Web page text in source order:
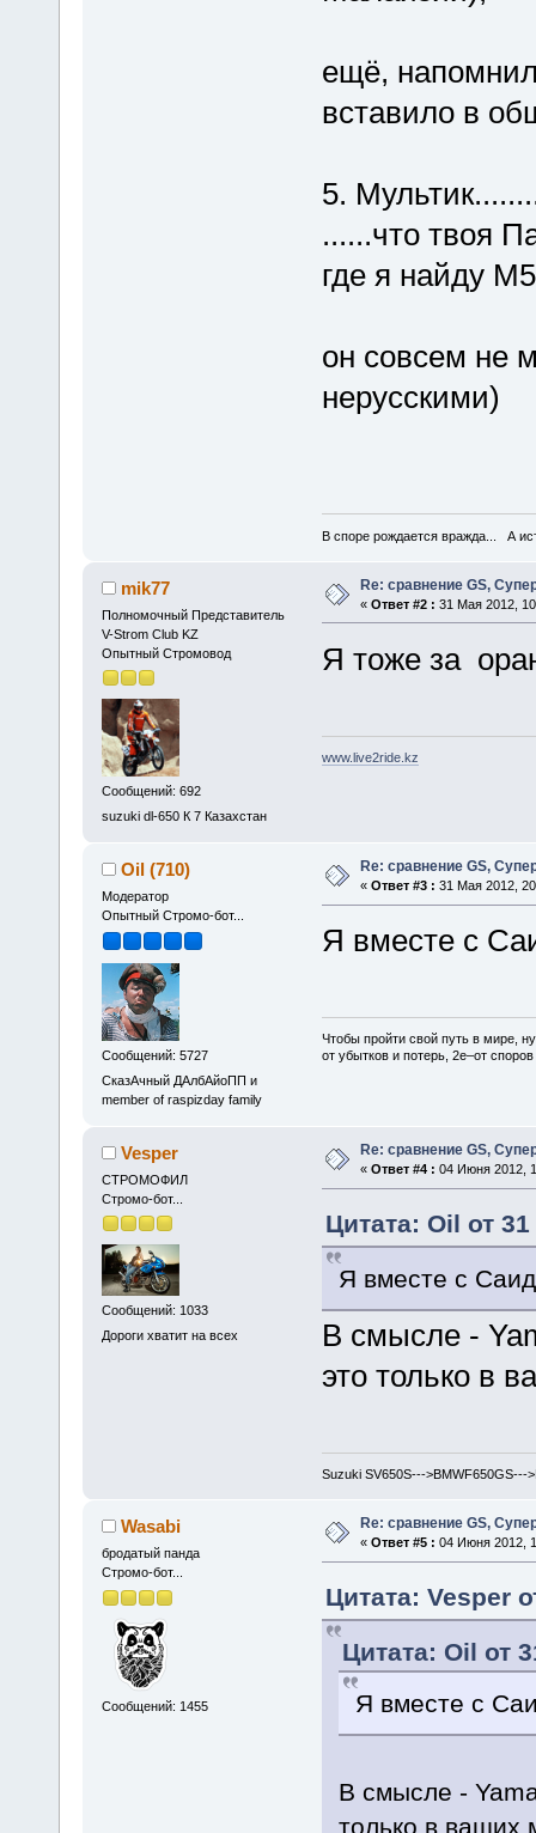
ещё,
вставило в
5.
......что твоя
где я найду
он совсем не
нерусскими)
В споре рождается вражда... А
mik77
Полномочный Представитель
V-Strom Club KZ
Опытный Стромовод
Сообщений: 692
suzuki dl-650 К 7 Казахстан
Re: сравнение GS,
« Ответ #2 : 31 Мая 2012,
Я тоже за
www.live2ride.kz
Oil (710)
Модератор
Опытный Стромо-бот...
Сообщений: 5727
СказАчный ДАлбАйоПП и
member of raspizday family
Re: сравнение GS,
« Ответ #3 : 31 Мая 2012,
Я вместе с
Чтобы пройти свой путь в мире,
от убытков и потерь, 2е–от
Vesper
СТРОМОФИЛ
Стромо-бот...
Сообщений: 1033
Дороги хватит на всех
Re: сравнение GS,
« Ответ #4 : 04 Июня 2012,
Цитата: Oil от
Я вместе с
В смысле -
это только в
Suzuki SV650S--->BMWF650GS---
Wasabi
бродатый панда
Стромо-бот...
Сообщений: 1455
Re: сравнение GS,
« Ответ #5 : 04 Июня 2012,
Цитата: Vesper
Цитата: Oil от
Я вместе с
В смысле -
только в ваших